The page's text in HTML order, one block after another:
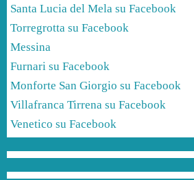
Santa Lucia del Mela su Facebook
Torregrotta su Facebook
Messina
Furnari su Facebook
Monforte San Giorgio su Facebook
Villafranca Tirrena su Facebook
Venetico su Facebook